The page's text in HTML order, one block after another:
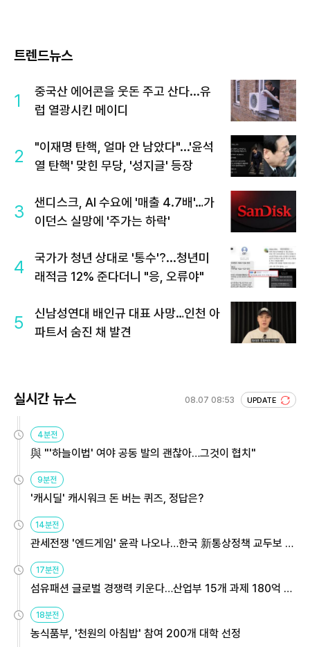
트렌드뉴스
1
중국산 에어콘을 웃돈 주고 산다...유
럽 열광시킨 메이디
2
"이재명 탄핵, 얼마 안 남았다"...'윤석
열 탄핵' 맞힌 무당, '성지글' 등장
3
샌디스크, AI 수요에 '매출 4.7배'…가
이던스 실망에 '주가는 하락'
4
국가가 청년 상대로 '통수'?...청년미
래적금 12% 준다더니 "응, 오류야"
5
신남성연대 배인규 대표 사망…인천 아
파트서 숨진 채 발견
실시간 뉴스 08.07 08:53 UPDATE
4분전
與 "'하늘이법' 여야 공동 발의 괜찮아…그것이 협치"
9분전
'캐시딜' 캐시워크 돈 버는 퀴즈, 정답은?
14분전
관세전쟁 '엔드게임' 윤곽 나오나…한국 新통상정책 교두보 활
용해야
17분전
섬유패션 글로벌 경쟁력 키운다…산업부 15개 과제 180억 지
원
18분전
농식품부, '천원의 아침밥' 참여 200개 대학 선정